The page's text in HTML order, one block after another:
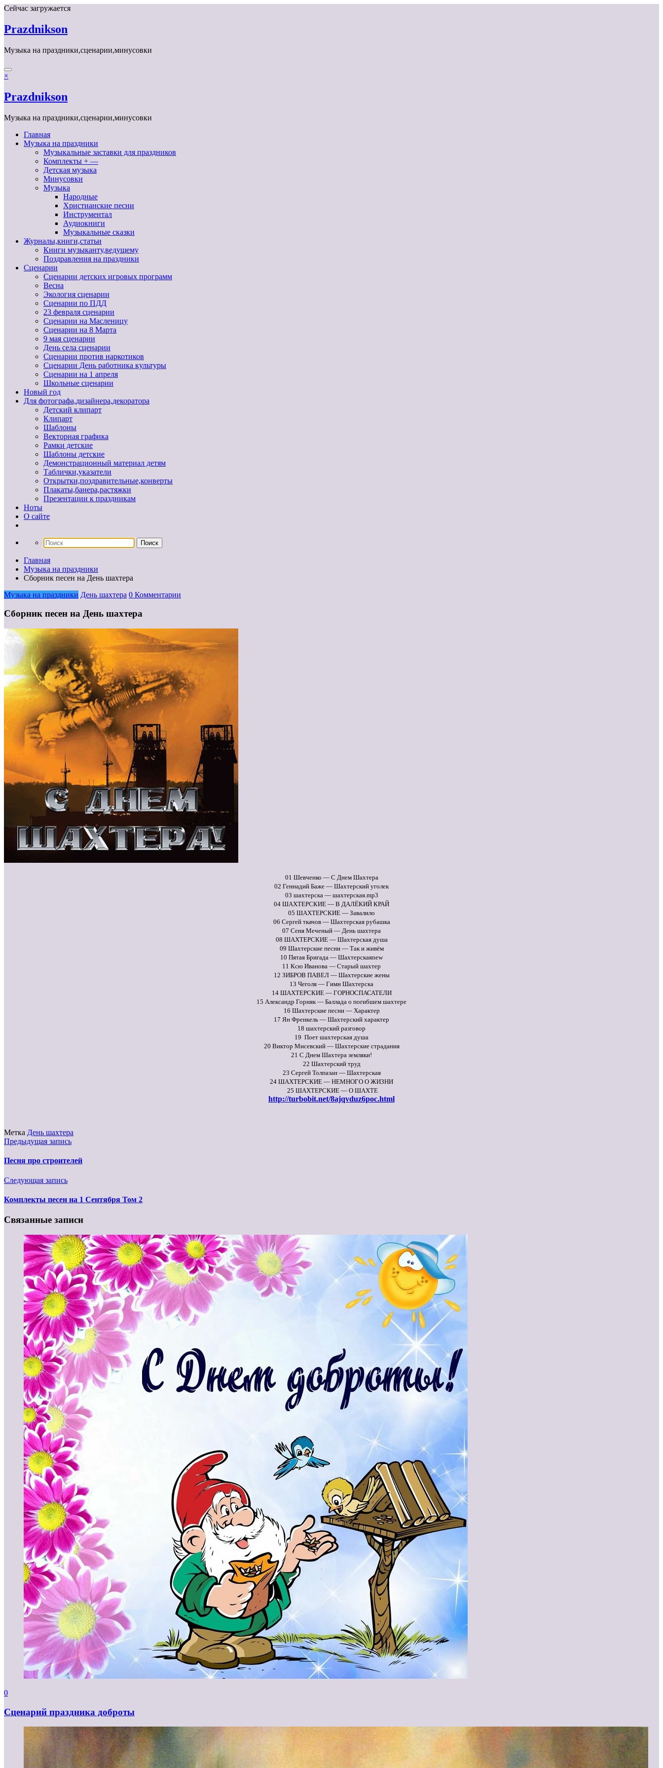
Перейти
содержимому
Сейчас загружается
Prazdnikson
Музыка на праздники,сценарии,минусовки
×
Prazdnikson
Музыка на праздники,сценарии,минусовки
Главная
Музыка на праздники
Музыкальные заставки для праздников
Комплекты + —
Детская музыка
Минусовки
Музыка
Народные
Христианские песни
Инструментал
Аудиокниги
Музыкальные сказки
Журналы,книги,статьи
Книги музыканту,ведущему
Поздравления на праздники
Сценарии
Сценарии детских игровых программ
Весна
Экология сценарии
Сценарии по ПДД
23 февраля сценарии
Сценарии на Масленицу
Сценарии на 8 Марта
9 мая сценарии
День села сценарии
Сценарии против наркотиков
Сценарии День работника культуры
Сценарии на 1 апреля
Школьные сценарии
Новый год
Для фотографа,дизайнера,декоратора
Детский клипарт
Клипарт
Шаблоны
Векторная графика
Рамки детские
Шаблоны детские
Демонстрационный материал детям
Таблички,указатели
Открытки,поздравительные,конверты
Плакаты,банера,растяжки
Презентации к праздникам
Ноты
О сайте
Главная
Музыка на праздники
Сборник песен на День шахтера
Музыка на праздники День шахтера 0 Комментарии
Сборник песен на День шахтера
01 Шевченко — С Днем Шахтера
02 Геннадий Баже — Шахтерский уголек
03 шахтерска — шахтерская.mp3
04 ШАХТЕРСКИЕ — В ДАЛЁКИЙ КРАЙ
05 ШАХТЕРСКИЕ — Завалило
06 Сергей ткачов — Шахтерская рубашка
07 Сеня Меченый — День шахтера
08 ШАХТЕРСКИЕ — Шахтерская душа
09 Шахтерские песни — Так и живём
10 Пятая Бригада — Шахтерскаяnew
11 Ксю Иванова — Старый шахтер
12 ЗИБРОВ ПАВЕЛ — Шахтерские жены
13 Чеголя — Гимн Шахтерска
14 ШАХТЕРСКИЕ — ГОРНОСПАСАТЕЛИ
15 Александр Горняк — Баллада о погибшем шахтере
16 Шахтерские песни — Характер
17 Ян Френкель — Шахтерский характер
18 шахтерский разговор
19 Поет шахтерская душа
20 Виктор Мисевский — Шахтерские страдания
21 С Днем Шахтера земляки!
22 Шахтерский труд
23 Сергей Толпазан — Шахтерская
24 ШАХТЕРСКИЕ — НЕМНОГО О ЖИЗНИ
25 ШАХТЕРСКИЕ — О ШАХТЕ
http://turbobit.net/8ajqvduz6poc.html
Метка День шахтера
Предыдущая запись
Песня про строителей
Следующая запись
Комплекты песен на 1 Сентября Том 2
Связанные записи
0
Сценарий праздника доброты